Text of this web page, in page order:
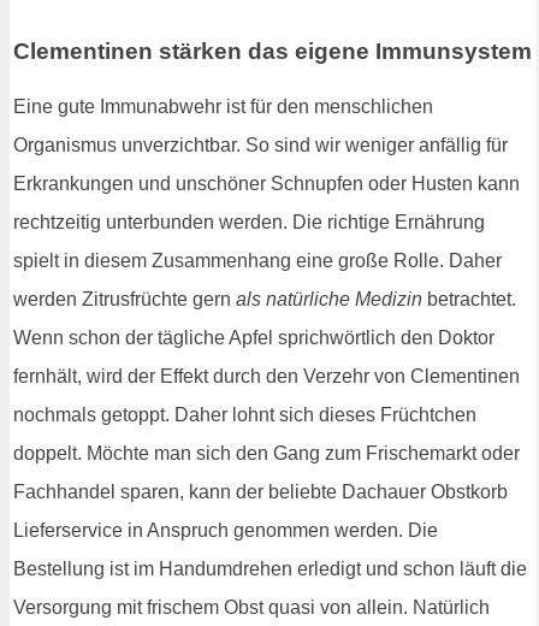
Clementinen stärken das eigene Immunsystem
Eine gute Immunabwehr ist für den menschlichen
Organismus unverzichtbar. So sind wir weniger anfällig für
Erkrankungen und unschöner Schnupfen oder Husten kann
rechtzeitig unterbunden werden. Die richtige Ernährung
spielt in diesem Zusammenhang eine große Rolle. Daher
werden Zitrusfrüchte gern als natürliche Medizin betrachtet.
Wenn schon der tägliche Apfel sprichwörtlich den Doktor
fernhält, wird der Effekt durch den Verzehr von Clementinen
nochmals getoppt. Daher lohnt sich dieses Früchtchen
doppelt. Möchte man sich den Gang zum Frischemarkt oder
Fachhandel sparen, kann der beliebte Dachauer Obstkorb
Lieferservice in Anspruch genommen werden. Die
Bestellung ist im Handumdrehen erledigt und schon läuft die
Versorgung mit frischem Obst quasi von allein. Natürlich